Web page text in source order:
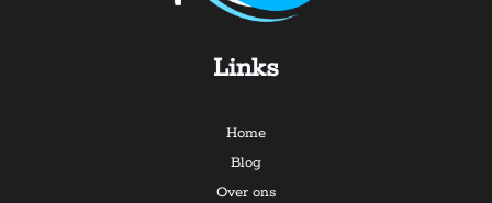
Links
Home
Blog
Over ons